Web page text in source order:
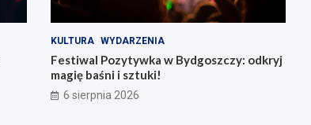
KULTURA WYDARZENIA
Festiwal Pozytywka w Bydgoszczy: odkryj
magię baśni i sztuki!
6 sierpnia 2026